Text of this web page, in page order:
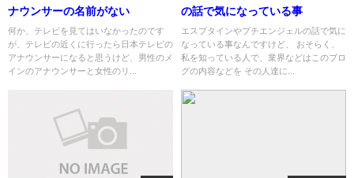
ナウンサーの名前がない
何か、テレビを見てはいなかったのです
が、テレビの近くに行ったら日本テレビの
アナウンサーになると思うけど、男性のメ
インのアナウンサーと女性のリ...
の話で気になっている事
エスプタインやプチエンジェルの話で気に
なっている事なんですけど、 おそらく、
私を知っている人で、業界などはこのブロ
グの内容などを その人達に...